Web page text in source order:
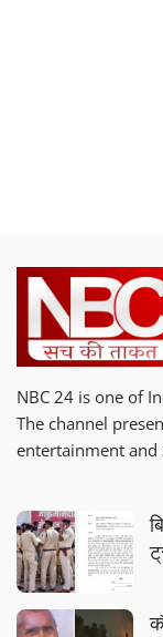
NBC 24 is one of
The channel
entertainment and